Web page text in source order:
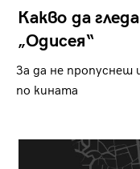
Какво да
„Одисея“
За да не пропуснеш
по кината